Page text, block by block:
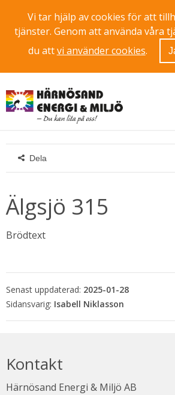
Vi tar hjälp av cookies för att
tjänster. Genom att använda våra
du attvi använder cookies.
Dela
Älgsjö 315
Brödtext
Senast uppdaterad: 2025-01-28
Isabell Niklasson
Kontakt
Härnösand Energi & Miljö AB